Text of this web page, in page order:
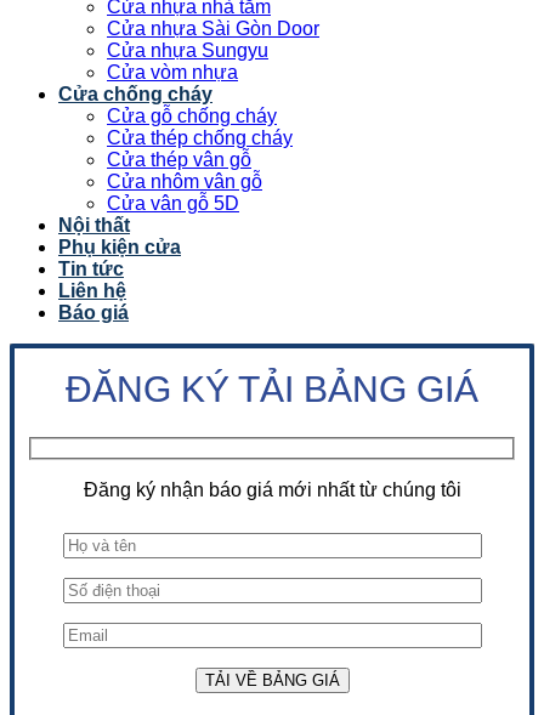
Cửa nhựa nhà tắm
Cửa nhựa Sài Gòn Door
Cửa nhựa Sungyu
Cửa vòm nhựa
Cửa chống cháy
Cửa gỗ chống cháy
Cửa thép chống cháy
Cửa thép vân gỗ
Cửa nhôm vân gỗ
Cửa vân gỗ 5D
Nội thất
Phụ kiện cửa
Tin tức
Liên hệ
Báo giá
ĐĂNG KÝ TẢI BẢNG GIÁ
Đăng ký nhận báo giá mới nhất từ chúng tôi